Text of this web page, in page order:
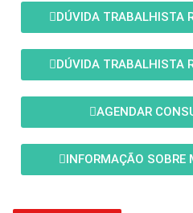
DÚVIDA TRABALHISTA
DÚVIDA TRABALHISTA
AGENDAR
INFORMAÇÃO SOBRE